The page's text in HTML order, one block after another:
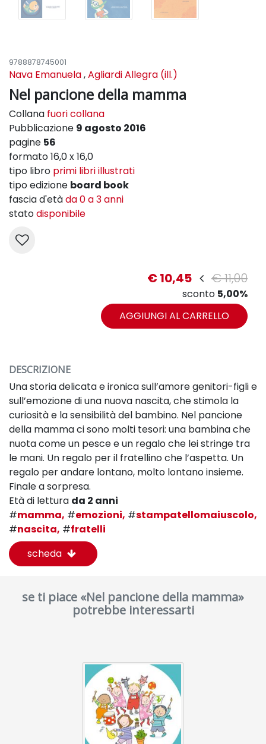
9788878745001
Nava Emanuela,Agliardi Allegra (ill.)
Nel pancione della mamma
Collana fuori collana
Pubblicazione 9 agosto 2016
pagine 56
formato 16,0 x 16,0
tipo libro primi libri illustrati
tipo edizione board book
fascia d'etàda 0 a 3 anni
statodisponibile
€ 10,45 € 11,00
sconto 5,00%
AGGIUNGI AL CARRELLO
DESCRIZIONE
Una storia delicata e ironica sull’amore genitori-figli e
sull’emozione di una nuova nascita, che stimola la
curiosità e la sensibilità del bambino. Nel pancione
della mamma ci sono molti tesori: una bambina che
nuota come un pesce e un regalo che lei stringe tra
le mani. Un regalo per il fratellino che l’aspetta. Un
regalo per andare lontano, molto lontano insieme.
Finale a sorpresa.
Età di lettura da 2 anni
#mamma, #emozioni, #stampatellomaiuscolo,
#nascita, #fratelli
scheda
se ti piace «Nel pancione della mamma»
potrebbe interessarti